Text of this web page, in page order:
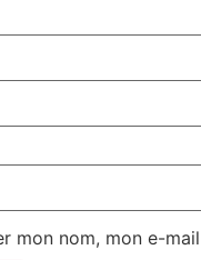
mon nom, mon e-